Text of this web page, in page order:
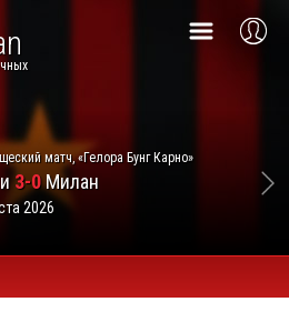
матч, «Гелора Бунг Карно»
3-0Милан
2026